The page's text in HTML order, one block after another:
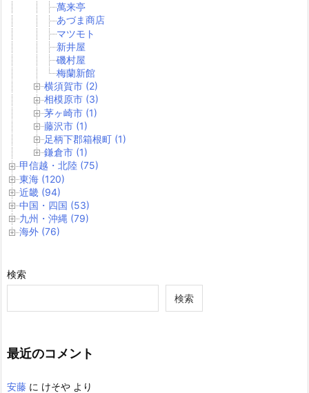
萬来亭
あづま商店
マツモト
新井屋
磯村屋
梅蘭新館
横須賀市 (2)
相模原市 (3)
茅ヶ崎市 (1)
藤沢市 (1)
足柄下郡箱根町 (1)
鎌倉市 (1)
甲信越・北陸 (75)
東海 (120)
近畿 (94)
中国・四国 (53)
九州・沖縄 (79)
海外 (76)
検索
検索
最近のコメント
安藤 に けそや より